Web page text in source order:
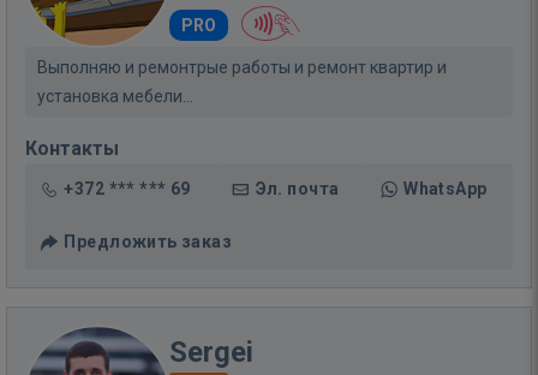
PRO
Выполняю и ремонтрые работы и ремонт квартир и
установка мебели...
Контакты
+372 *** *** 69 Эл. почта WhatsApp
Предложить заказ
Sergei